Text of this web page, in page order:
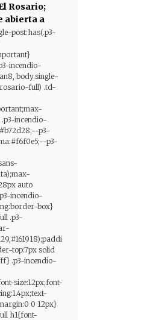
Rosario;
abierta a
post:has(.p3-
incendio-
body.single-
full) .td-
incendio-
p3-
p3-
auto
incendio-
box}
.p3-
top:7px solid
.p3-incendio-
size:12px;font-
0 12px}
h1{font-